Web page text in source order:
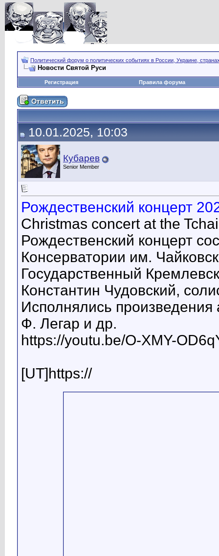
Политический форум о политических событиях в России, Украине,
Новости Святой Руси
Регистрация Правила форума
10.01.2025, 10:03
Кубарев
Senior Member
Рождественский концерт
Christmas concert at the
Рождественский концерт
Консерватории им.
Государственный
Константин Чудовский,
Исполнялись
Ф. Легар и др.
https://youtu.be/O-XMY-
[UT]https://